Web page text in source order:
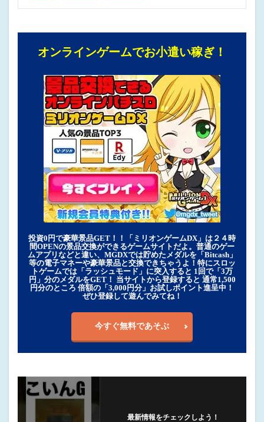
オンラインゲームでお小遣い稼ぎ！
投資0円で豪華景品GET！！「ミリオンゲームDX」は２４時
間OPENの景品交換ができるゲームサイトだよ。普通のゲー
ムアプリなどと違い、MGDXでは貯めたメダルを「Bitcash」
等の電子マネーや豪華景品と交換できちゃうよ！特にスロッ
トゲームでは「ラッシュモード」に突入すると 1回で「3万
円」分のメダルをGET！ 当サイトから登録すると 通常1,500
円分のところ 倍額の「3,000円分」お試しポイント進呈中！
ぜひ登録して遊んでみてね！
今すぐ無料であそぶ
最新情報をチェックしよう！